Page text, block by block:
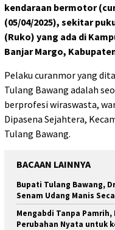
kendaraan bermotor
(05/04/2025), sekitar
(Ruko) yang ada di
Banjar Margo,
Pelaku curanmor yang
Tulang Bawang adalah
berprofesi wiraswasta,
Dipasena Sejahtera,
Tulang Bawang.
BACAAN LAINNYA
Bupati Tulang Bawang,
Senam Udang Manis
Mengabdi Tanpa
Perubahan Nyata untuk